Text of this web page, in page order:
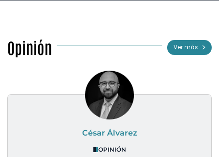
Opinión Ver más
César Álvarez
OPINIÓN